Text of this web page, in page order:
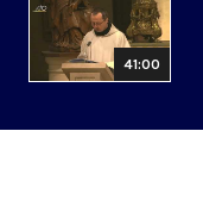
41:00